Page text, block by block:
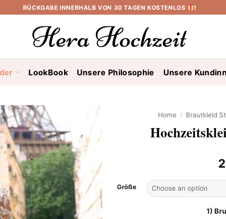
RÜCKGABE INNERHALB VON 30 TAGEN KOSTENLOS !
LookBook Unsere Philosophie Unsere
Home / Brautkleid
Größe
1)